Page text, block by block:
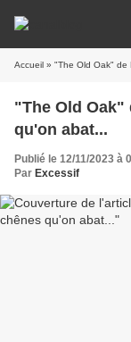
Accueil » "The Old Oak" de
"The Old Oak"
qu'on abat...
Publié le 12/11/2023 à
Par Excessif